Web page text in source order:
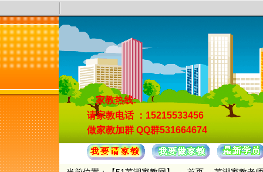
家教热线:
请家教电话 ：15215533456
做家教加群 QQ群531664674